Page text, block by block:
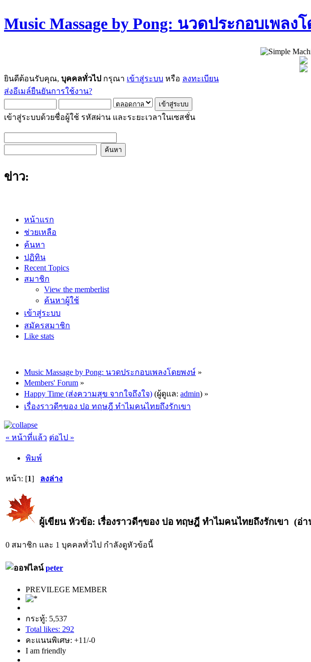
Music Massage by Pong: นวดประกอบเพลง
ยินดีต้อนรับคุณ, บุคคลทั่วไป กรุณา เข้าสู่ระบบ หรือ ลงทะเบียน
ส่งอีเมล์ยืนยันการใช้งาน?
เข้าสู่ระบบด้วยชื่อผู้ใช้ รหัสผ่าน และระยะเวลาในเซสชั่น
ข่าว:
หน้าแรก
ช่วยเหลือ
ค้นหา
ปฏิทิน
Recent Topics
สมาชิก
View the memberlist
ค้นหาผู้ใช้
เข้าสู่ระบบ
สมัครสมาชิก
Like stats
Music Massage by Pong: นวดประกอบเพลงโดยพงษ์ »
Members' Forum »
Happy Time (ส่งความสุข จากใจถึงใจ) (ผู้ดูแล: admin) »
เรื่องราวดีๆของ ปอ ทฤษฎี ทำไมคนไทยถึงรักเขา
« หน้าที่แล้ว ต่อไป »
พิมพ์
หน้า: [1] ลงล่าง
ผู้เขียน หัวข้อ: เรื่องราวดีๆของ ปอ ทฤษฎี ทำไมคนไทยถึงรักเขา (อ่า
0 สมาชิก และ 1 บุคคลทั่วไป กำลังดูหัวข้อนี้
peter
PREVILEGE MEMBER
กระทู้: 5,537
Total likes: 292
คะแนนพิเศษ: +11/-0
I am friendly